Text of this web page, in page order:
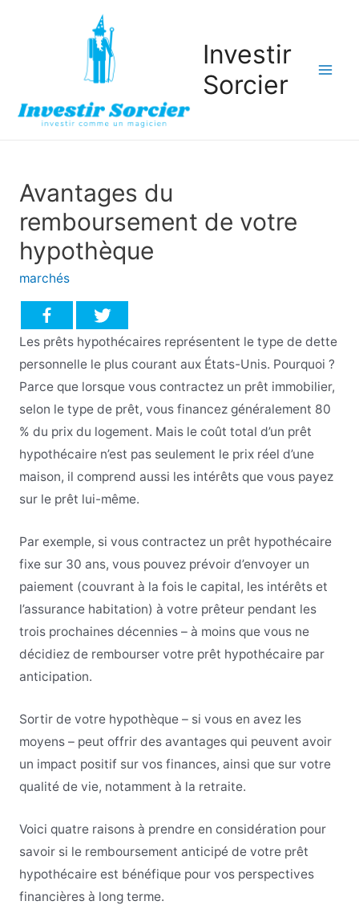
Investir
Sorcier
Avantages du
remboursement de votre
hypothèque
marchés
Les prêts hypothécaires représentent le type de dette
personnelle le plus courant aux États-Unis. Pourquoi ?
Parce que lorsque vous contractez un prêt immobilier,
selon le type de prêt, vous financez généralement 80
% du prix du logement. Mais le coût total d’un prêt
hypothécaire n’est pas seulement le prix réel d’une
maison, il comprend aussi les intérêts que vous payez
sur le prêt lui-même.
Par exemple, si vous contractez un prêt hypothécaire
fixe sur 30 ans, vous pouvez prévoir d’envoyer un
paiement (couvrant à la fois le capital, les intérêts et
l’assurance habitation) à votre prêteur pendant les
trois prochaines décennies – à moins que vous ne
décidiez de rembourser votre prêt hypothécaire par
anticipation.
Sortir de votre hypothèque – si vous en avez les
moyens – peut offrir des avantages qui peuvent avoir
un impact positif sur vos finances, ainsi que sur votre
qualité de vie, notamment à la retraite.
Voici quatre raisons à prendre en considération pour
savoir si le remboursement anticipé de votre prêt
hypothécaire est bénéfique pour vos perspectives
financières à long terme.